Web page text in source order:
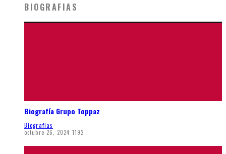
BIOGRAFIAS
Biografía Grupo Toppaz
Biografias
octubre 26, 2024 1192